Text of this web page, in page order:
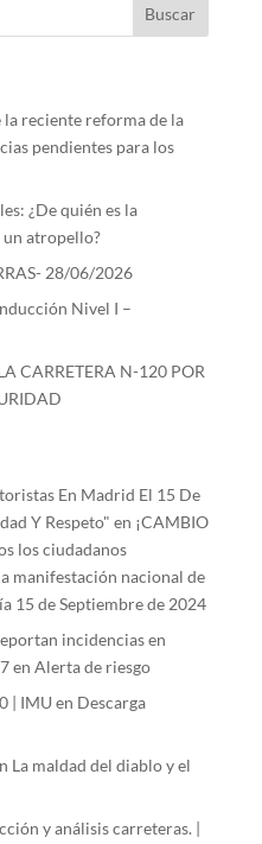
reciente reforma de la
pendientes para los
¿De quién es la
un atropello?
28/06/2026
Nivel I –
CARRETERA N-120 POR
En Madrid El 15 De
Y Respeto" en ¡CAMBIO
los ciudadanos
manifestación nacional de
15 de Septiembre de 2024
incidencias en
en Alerta de riesgo
| IMU en Descarga
La maldad del diablo y el
y análisis carreteras. |